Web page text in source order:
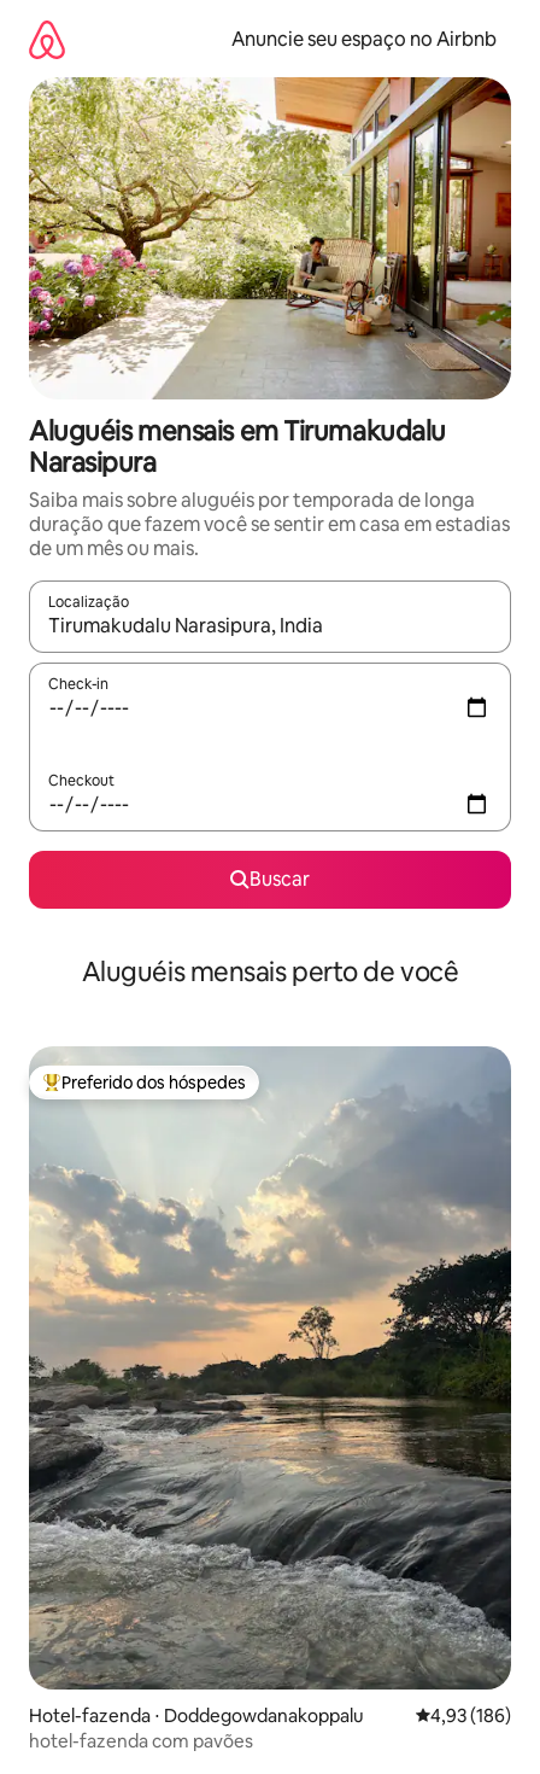
para
conteúdo
Anuncie seu espaço no Airbnb
Aluguéis mensais em Tirumakudalu
Narasipura
Saiba mais sobre aluguéis por temporada de longa
duração que fazem você se sentir em casa em estadias
de um mês ou mais.
Localização
Quando os resultados estiverem disponíveis, explore-os
Check-in
Checkout
Buscar
Aluguéis mensais perto de você
Entre os melhores preferidos dos hóspedes
Preferido dos hóspedes
Hotel-fazenda ⋅ Doddegowdanakoppalu 4,93 de uma
4,93 (186)
hotel-fazenda com pavões